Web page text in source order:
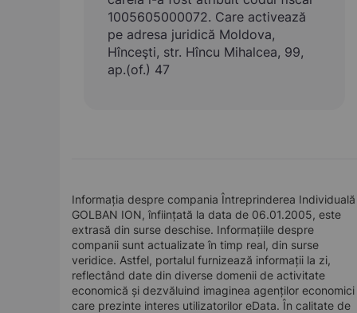
1005605000072. Care activează
pe adresa juridică Moldova,
Hînceşti, str. Hîncu Mihalcea, 99,
ap.(of.) 47
Informația despre compania Întreprinderea Individuală
GOLBAN ION, înființată la data de 06.01.2005, este
extrasă din surse deschise. Informațiile despre
companii sunt actualizate în timp real, din surse
veridice. Astfel, portalul furnizează informații la zi,
reflectând date din diverse domenii de activitate
economică și dezvăluind imaginea agenților economici
care prezinte interes utilizatorilor eData. În calitate de